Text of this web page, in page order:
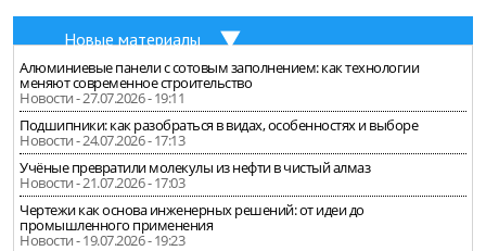
Новые материалы
Алюминиевые панели с сотовым заполнением: как технологии
меняют современное строительство
Новости - 27.07.2026 - 19:11
Подшипники: как разобраться в видах, особенностях и выборе
Новости - 24.07.2026 - 17:13
Учёные превратили молекулы из нефти в чистый алмаз
Новости - 21.07.2026 - 17:03
Чертежи как основа инженерных решений: от идеи до
промышленного применения
Новости - 19.07.2026 - 19:23